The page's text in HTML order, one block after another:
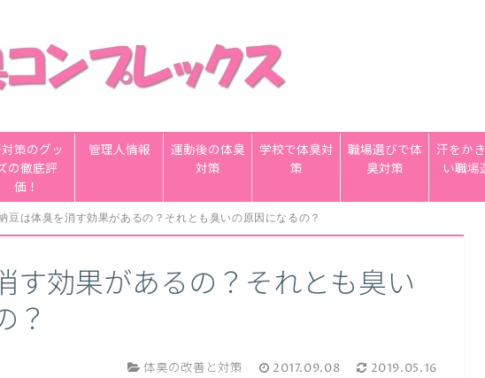
策のグッ
の徹底評
価！
管理人情報
運動後の体臭
対策
学校で体臭対
策
職場選びで体
臭対策
汗をか
い職場
豆は体臭を消す効果があるの？それとも臭いの原因になるの？
す効果があるの？それとも臭い
？
体臭の改善と対策 2017.09.08 2019.05.16